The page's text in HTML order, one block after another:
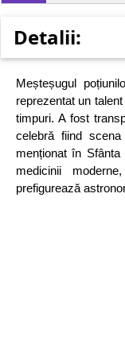
Detalii:
Meșteșugul
reprezentat un
timpuri. A fost
celebră fiind
menționat în
medicinii
prefigurează